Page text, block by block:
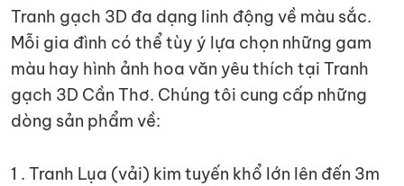
Tranh gạch 3D đa dạng linh động về màu sắc.
Mỗi gia đình có thể tùy ý lựa chọn những gam
màu hay hình ảnh hoa văn yêu thích tại Tranh
gạch 3D Cần Thơ. Chúng tôi cung cấp những
dòng sản phẩm về:
1 . Tranh Lụa (vải) kim tuyến khổ lớn lên đến 3m